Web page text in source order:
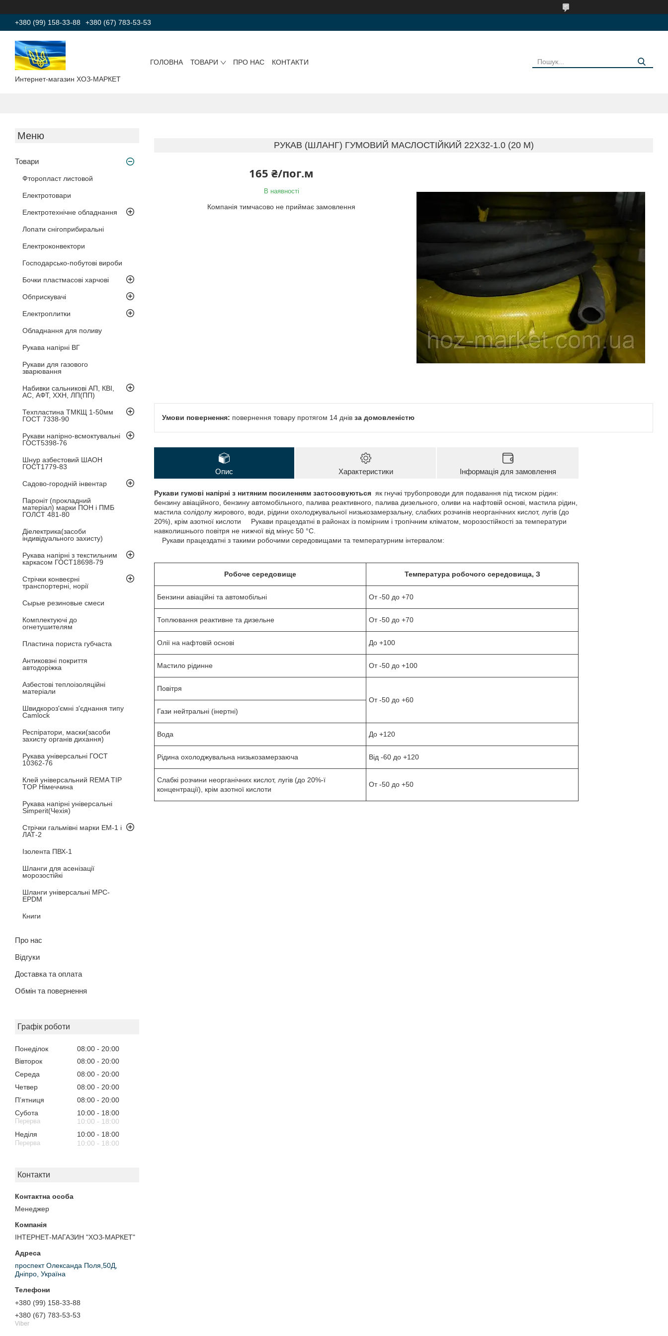
+380 (99) 158-33-88 +380 (67) 783-53-53
Интернет-магазин ХОЗ-МАРКЕТ
ГОЛОВНА ТОВАРИ ПРО НАС КОНТАКТИ
Товари
Фторопласт листовой
Електротовари
Електротехнічне обладнання
Лопати снігоприбиральні
Електроконвектори
Господарсько-побутові вироби
Бочки пластмасові харчові
Обприскувачі
Електроплитки
Обладнання для поливу
Рукава напірні ВГ
Рукави для газового
зварювання
Набивки сальникові АП, КВІ,
АС, АФТ, ХХН, ЛП(ПП)
Техпластина ТМКЩ 1-50мм
ГОСТ 7338-90
Рукави напірно-всмоктувальні
ГОСТ5398-76
Шнур азбестовий ШАОН
ГОСТ1779-83
Садово-городній інвентар
Пароніт (прокладний
матеріал) марки ПОН і ПМБ
ГОЛСТ 481-80
Діелектрика(засоби
індивідуального захисту)
Рукава напірні з текстильним
каркасом ГОСТ18698-79
Стрічки конвеєрні
транспортерні, норії
Сырые резиновые смеси
Комплектуючі до
огнетушителям
Пластина пориста губчаста
Антиковзні покриття
автодоріжка
Азбестові теплоізоляційні
матеріали
Швидкороз'ємні з'єднання типу
Camlock
Респіратори, маски(засоби
захисту органів дихання)
Рукава універсальні ГОСТ
10362-76
Клей універсальний REMA TIP
TOP Німеччина
Рукава напірні універсальні
Simperit(Чехія)
Стрічки гальмівні марки ЕМ-1 і
ЛАТ-2
Ізолента ПВХ-1
Шланги для асенізації
морозостійкі
Шланги універсальні MPC-
EPDM
Книги
Про нас
Відгуки
Доставка та оплата
Обмін та повернення
Графік роботи
Понеділок 08:00
20:00
Вівторок
08:00
20:00
Середа
08:00
20:00
Четвер
08:00
20:00
Пʼятниця
08:00
20:00
Субота
10:00
18:00
10:00
18:00
Неділя
10:00
18:00
10:00
18:00
Контакти
Менеджер
ІНТЕРНЕТ-МАГАЗИН "ХОЗ-МАРКЕТ"
проспект Олександа Поля,50Д,
Дніпро, Україна
+380 (99) 158-33-88
+380 (67) 783-53-53
Viber
РУКАВ (ШЛАНГ) ГУМОВИЙ МАСЛОСТІЙКИЙ 22Х32-1.0 (20 М)
165 ₴/пог.м
В наявності
Компанія тимчасово не приймає замовлення
повернення товару протягом 14 днів за домовленістю
Опис Характеристики Інформація для замовлення
Рукави гумові напірні з нитяним посиленням застосовуються як гнучкі трубопроводи для подавання під тиском рідин:
бензину авіаційного, бензину автомобільного, палива реактивного, палива дизельного, оливи на нафтовій основі, мастила рідин,
мастила солідолу жирового, води, рідини охолоджувальної низькозамерзальну, слабких розчинів неорганічних кислот, лугів (до
20%), крім азотної кислоти Рукави працездатні в районах із помірним і тропічним кліматом, морозостійкості за температури
навколишнього повітря не нижчої від мінус 50 °C.
Рукави працездатні з такими робочими середовищами та температурним інтервалом:
Робоче середовище Температура робочого середовища, З
Бензини авіаційні та автомобільні От -50 до +70
Топлювання реактивне та дизельне От -50 до +70
Олії на нафтовій основі До +100
Мастило рідинне От -50 до +100
Повітря
От -50 до +60
Гази нейтральні (інертні)
Вода До +120
Рідина охолоджувальна низькозамерзаюча Від -60 до +120
Слабкі розчини неорганічних кислот, лугів (до 20%-ї
концентрації), крім азотної кислоти
От -50 до +50